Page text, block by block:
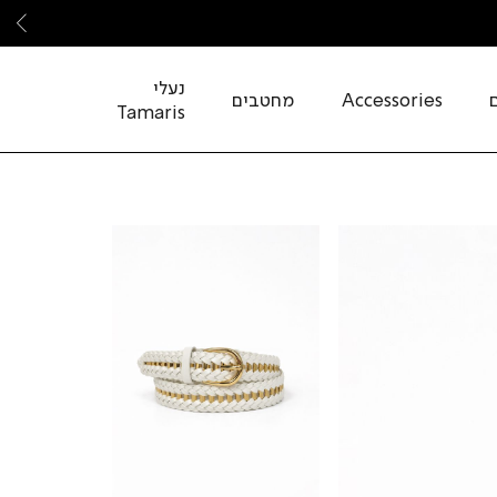
Accessories מחטבים
נעלי
Tamaris